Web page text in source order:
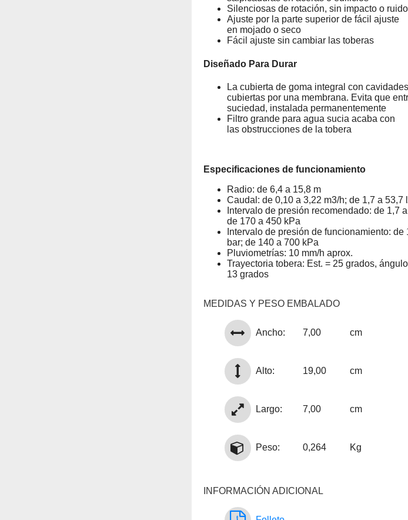
Silenciosas de rotación, sin impacto o ruido
Ajuste por la parte superior de fácil ajuste
en mojado o seco
Fácil ajuste sin cambiar las toberas
Diseñado Para Durar
La cubierta de goma integral con cavidades
cubiertas por una membrana. Evita que
suciedad, instalada permanentemente
Filtro grande para agua sucia acaba con
las obstrucciones de la tobera
Especificaciones de funcionamiento
Radio: de 6,4 a 15,8 m
Caudal: de 0,10 a 3,22 m3/h; de 1,7 a 53,7
Intervalo de presión recomendado: de 1,7
de 170 a 450 kPa
Intervalo de presión de funcionamiento: de
bar; de 140 a 700 kPa
Pluviometrías: 10 mm/h aprox.
Trayectoria tobera: Est. = 25 grados,
13 grados
MEDIDAS Y PESO EMBALADO
Ancho: 7,00 cm
Alto: 19,00 cm
Largo: 7,00 cm
Peso: 0,264 Kg
INFORMACIÓN ADICIONAL